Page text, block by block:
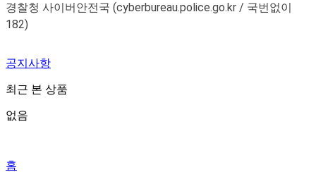
경찰청 사이버안전국 (cyberbureau.police.go.kr / 국번없이
182)
공지사항
최근 본 상품
없음
홈